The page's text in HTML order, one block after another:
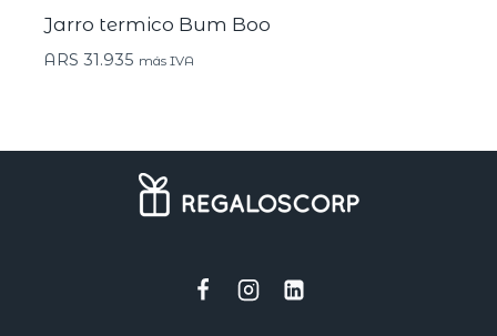
Jarro termico Bum Boo
ARS 31.935 más IVA